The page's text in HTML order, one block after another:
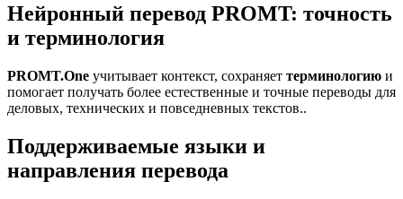
Нейронный перевод PROMT: точность
и терминология
PROMT.One учитывает контекст, сохраняет терминологию и
помогает получать более естественные и точные переводы для
деловых, технических и повседневных текстов..
Поддерживаемые языки и
направления перевода